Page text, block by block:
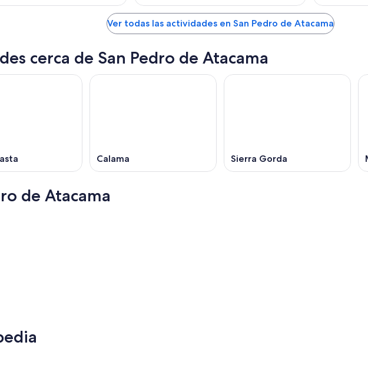
Ver todas las actividades en San Pedro de Atacama
cerca de San Pedro de Atacama
Calama Sierra Gorda
de Atacama